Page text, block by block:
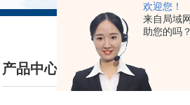
欢迎您！
来自局域
助您的吗？
产品中心
/ PRODUCTS CENTER